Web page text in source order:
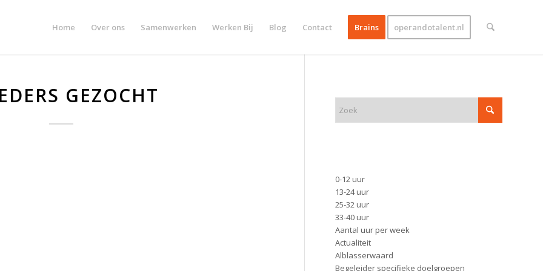
Home Over ons Samenwerken Werken Bij Blog Contact Brains operandotalent.nl
GEZOCHT
0-12 uur
13-24 uur
25-32 uur
33-40 uur
Aantal uur per week
Actualiteit
Alblasserwaard
Begeleider specifieke doelgroepen